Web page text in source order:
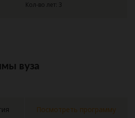
Кол-во лет: 3
вуза
Посмотреть программу